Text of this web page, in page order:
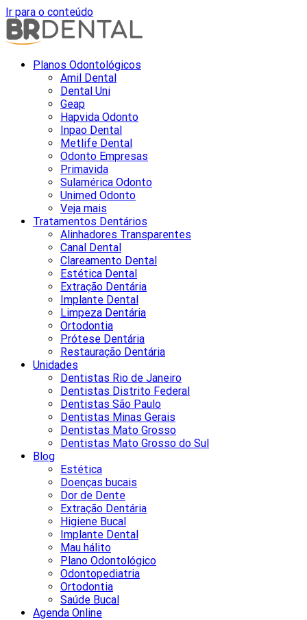
Ir para o conteúdo
Planos Odontológicos
Amil Dental
Dental Uni
Geap
Hapvida Odonto
Inpao Dental
Metlife Dental
Odonto Empresas
Primavida
Sulamérica Odonto
Unimed Odonto
Veja mais
Tratamentos Dentários
Alinhadores Transparentes
Canal Dental
Clareamento Dental
Estética Dental
Extração Dentária
Implante Dental
Limpeza Dentária
Ortodontia
Prótese Dentária
Restauração Dentária
Unidades
Dentistas Rio de Janeiro
Dentistas Distrito Federal
Dentistas São Paulo
Dentistas Minas Gerais
Dentistas Mato Grosso
Dentistas Mato Grosso do Sul
Blog
Estética
Doenças bucais
Dor de Dente
Extração Dentária
Higiene Bucal
Implante Dental
Mau hálito
Plano Odontológico
Odontopediatria
Ortodontia
Saúde Bucal
Agenda Online